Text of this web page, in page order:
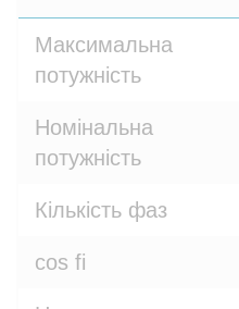
Максимальна
потужність
Номінальна
потужність
Кількість фаз
cos fi